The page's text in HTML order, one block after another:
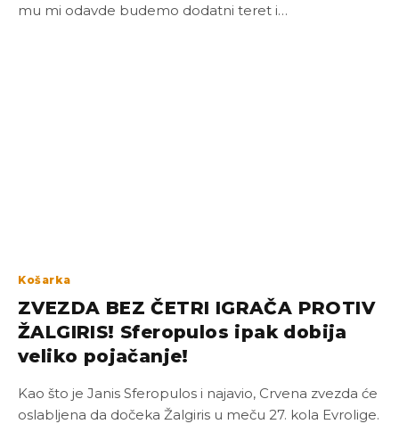
mu mi odavde budemo dodatni teret i…
Košarka
ZVEZDA BEZ ČETRI IGRAČA PROTIV
ŽALGIRIS! Sferopulos ipak dobija
veliko pojačanje!
Kao što je Janis Sferopulos i najavio, Crvena zvezda će
oslabljena da dočeka Žalgiris u meču 27. kola Evrolige.